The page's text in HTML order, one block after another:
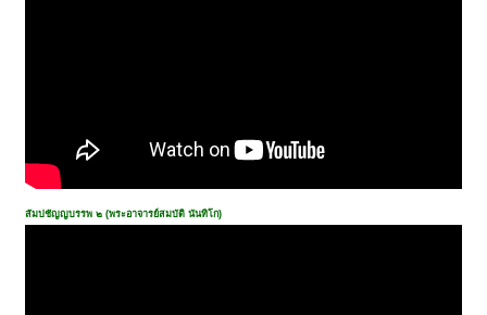
สัมปชัญญบรรพ ๒ (พระอาจารย์สมบัติ นันทิโก)